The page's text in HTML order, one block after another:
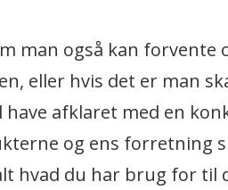
man også kan forvente
eller hvis det er man
afklaret med en
og ens forretning
hvad du har brug for til